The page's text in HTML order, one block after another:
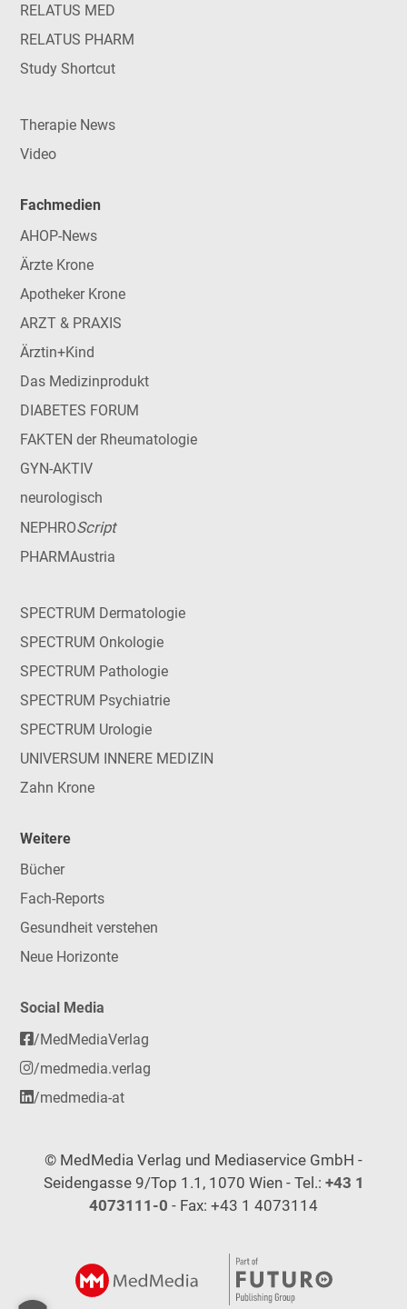
RELATUS MED
RELATUS PHARM
Study Shortcut
Therapie News
Video
Fachmedien
AHOP-News
Ärzte Krone
Apotheker Krone
ARZT & PRAXIS
Ärztin+Kind
Das Medizinprodukt
DIABETES FORUM
FAKTEN der Rheumatologie
GYN-AKTIV
neurologisch
NEPHROScript
PHARMAustria
SPECTRUM Dermatologie
SPECTRUM Onkologie
SPECTRUM Pathologie
SPECTRUM Psychiatrie
SPECTRUM Urologie
UNIVERSUM INNERE MEDIZIN
Zahn Krone
Weitere
Bücher
Fach-Reports
Gesundheit verstehen
Neue Horizonte
Social Media
/MedMediaVerlag
/medmedia.verlag
/medmedia-at
© MedMedia Verlag und Mediaservice GmbH -
Seidengasse 9/Top 1.1, 1070 Wien - Tel.: +43 1
4073111-0 - Fax: +43 1 4073114